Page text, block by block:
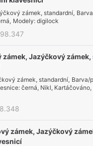
zámek, standardní,
, Modely:digilock
zámek, Jazýčkový
zámek, standardní, Barva/
černá, Nikl, Kartáčováno,
zámek, Jazýčkový